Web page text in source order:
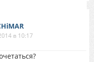
в 10:17